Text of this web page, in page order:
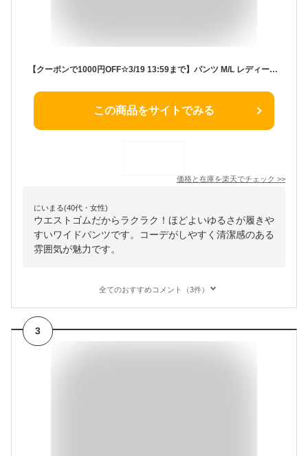
【クーポンで1000円OFF☆3/19 13:59まで】パンツ M/L レディース ボトムス ズボン チノパン ロング ウエストゴム 大きいサイズ ゆったり 春 ◆zootie（ズーティー）：ヘビーウェイト チノ ワイドパンツ
この商品をサイトでみる
価格と在庫を楽天でチェック >>
にいまる(40代・女性)
ウエストゴムだからラクラク！ほどよいゆるさが履きや
すいワイドパンツです。コーデがしやすく清潔感のある
雰囲気が魅力です。
全てのおすすめコメント（3件）
3